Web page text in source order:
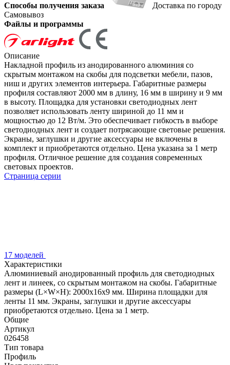
Способы получения заказа
Доставка по городу
Самовывоз
Файлы и программы
Описание
Накладной профиль из анодированного алюминия со
скрытым монтажом на скобы для подсветки мебели, пазов,
ниш и других элементов интерьера. Габаритные размеры
профиля составляют 2000 мм в длину, 16 мм в ширину и 9 мм
в высоту. Площадка для установки светодиодных лент
позволяет использовать ленту шириной до 11 мм и
мощностью до 12 Вт/м. Это обеспечивает гибкость в выборе
светодиодных лент и создает потрясающие световые решения.
Экраны, заглушки и другие аксессуары не включены в
комплект и приобретаются отдельно. Цена указана за 1 метр
профиля. Отличное решение для создания современных
световых проектов.
Страница серии
17 моделей
Характеристики
Алюминиевый анодированный профиль для светодиодных
лент и линеек, со скрытым монтажом на скобы. Габаритные
размеры (L×W×H): 2000x16x9 мм. Ширина площадки для
ленты 11 мм. Экраны, заглушки и другие аксессуары
приобретаются отдельно. Цена за 1 метр.
Общие
Артикул
026458
Тип товара
Профиль